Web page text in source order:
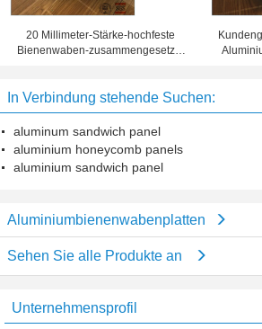
20 Millimeter-Stärke-hochfeste
Bienenwaben-zusammengesetzte
In Verbindung stehende Suchen:
aluminum sandwich panel
aluminium honeycomb panels
aluminium sandwich panel
Aluminiumbienenwabenplatten
Sehen Sie alle Produkte an
Unternehmensprofil